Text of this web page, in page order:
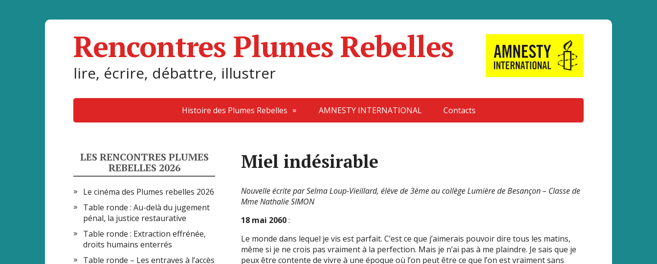
Rencontres Plumes Rebelles
lire, écrire, débattre, illustrer
Histoire des Plumes Rebelles AMNESTY INTERNATIONAL Contacts
Miel indésirable
Nouvelle écrite par Selma Loup-Vieillard, élève de 3ème au collège Lumière de Besançon – Classe de
Mme Nathalie SIMON
18 mai 2060:
Le monde dans lequel je vis est parfait. C’est ce que j’aimerais pouvoir dire tous les matins,
même si je ne crois pas vraiment à la perfection. Mais je n’ai pas à me plaindre. Je sais que je
peux être contente de vivre à une époque où l’on peut être ce que l’on est vraiment sans
LES RENCONTRES PLUMES
REBELLES 2026
Le cinéma des Plumes rebelles 2026
Table ronde : Au-delà du jugement
pénal, la justice restaurative
Table ronde : Extraction effrénée,
droits humains enterrés
Table ronde – Les entraves à l’accès